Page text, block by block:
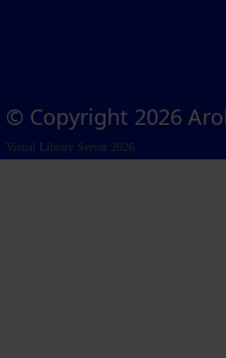
© Copyright 2026
Visual Library Server 2026